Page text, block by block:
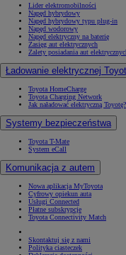
Lider elektromobilności
Napęd hybrydowy
Napęd hybrydowy typu plug-in
Napęd wodorowy
Napęd elektryczny na baterię
Zasięg aut elektrycznych
Zalety posiadania aut
Ładowanie elektrycznej
Toyota HomeCharge
Toyota Charging Network
Jak naładować elektryczną Toyotę?
Systemy bezpieczeństwa
Toyota T-Mate
System eCall
Komunikacja z autem
Nowa aplikacja MyToyota
Cyfrowy opiekun auta
Usługi Connected
Płatne subskrypcje
Toyota Connectivity Match
Skontaktuj się z nami
Polityka ciasteczek